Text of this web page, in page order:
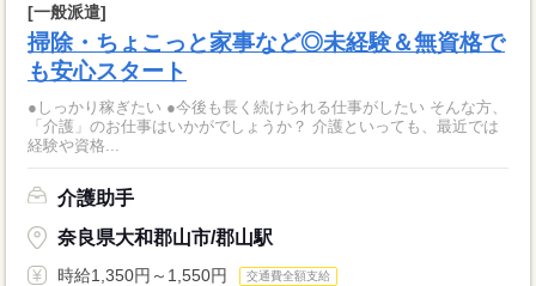
[一般派遣]
掃除・ちょこっと家事など◎未経験＆無資格で
も安心スタート
●しっかり稼ぎたい ●今後も長く続けられる仕事がしたい そんな方、
「介護」のお仕事はいかがでしょうか？ 介護といっても、最近では
経験や資格...
介護助手
奈良県大和郡山市/郡山駅
時給1,350円～1,550円 交通費全額支給